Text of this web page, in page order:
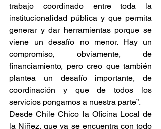
trabajo coordinado entre toda la
institucionalidad pública y que permita
generar y dar herramientas porque se
viene un desafío no menor. Hay un
compromiso, obviamente, de
financiamiento, pero creo que también
plantea un desafío importante, de
coordinación y que de todos los
servicios pongamos a nuestra parte”.
Desde Chile Chico la Oficina Local de
la Niñez, que ya se encuentra con todo